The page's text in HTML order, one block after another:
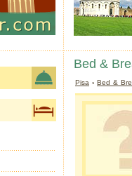
Bed &
Pisa ›Bed &